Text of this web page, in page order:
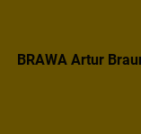
BRAWA Artur